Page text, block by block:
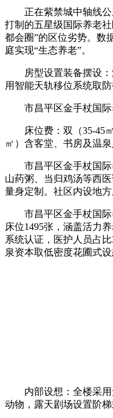
正在紫禁城中轴线公里
打制的五星级国际养老
都会圈”的区位劣势。数
庭实现“生态养老”。
房型设置装备摆设：活
用智能天轨移位系统取
市昌平区金手杖国际养
床位费：双（35-45㎡
㎡）含客堂、书房及温
市昌平区金手杖国际养
山药粥、当归鸡汤等西
量身定制。社区内设地
市昌平区金手杖国际养
床位1495张，涵盖活力
系统认证，医护人员占
泉资本取低密度花圃式
内部设想：全楼采用无
动物，露天剧场设置阶